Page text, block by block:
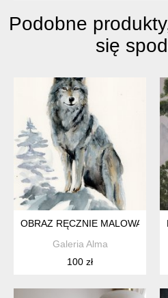
Podobne
się
OBRAZ RĘCZNIE MALOWANY
Galeria Alma
100 zł